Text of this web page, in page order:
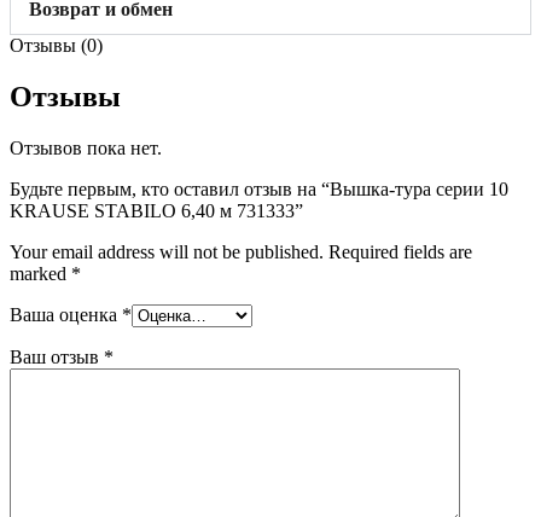
Возврат и обмен
Отзывы (0)
Отзывы
Отзывов пока нет.
Будьте первым, кто оставил отзыв на “Вышка-тура серии 10
KRAUSE STABILO 6,40 м 731333”
Your email address will not be published. Required fields are
marked *
Ваша оценка *
Ваш отзыв *